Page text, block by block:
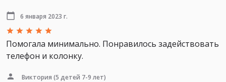
6 января 2023 г.
Помогала минимально. Понравилось задействовать
телефон и колонку.
Виктория (5 детей 7-9 лет)